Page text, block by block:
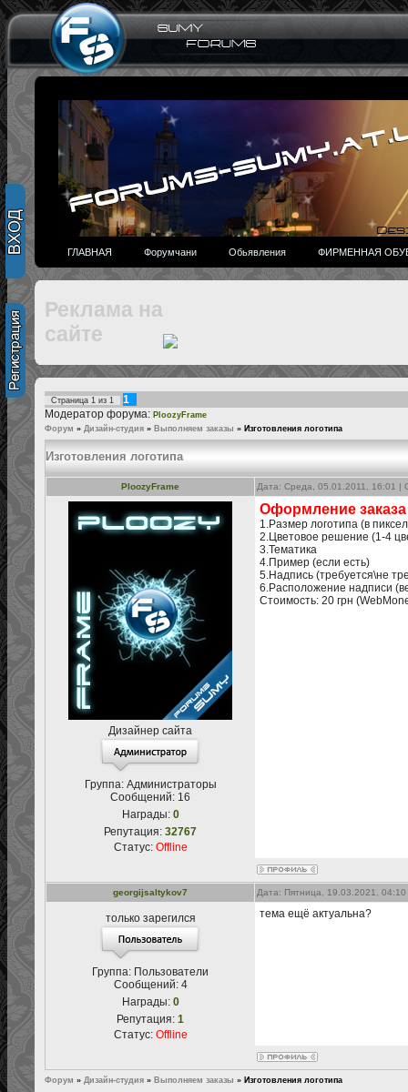
ГЛАВНАЯ Форумчани Обьявления ФИРМЕННАЯ
Реклама на
сайте
Страница 1 из 1
1
Модератор форума: PloozyFrame
Форум » Дизайн-студия » Выполняем заказы » Изготовления логотипа
Изготовления логотипа
PloozyFrame Дата: Среда, 05.01.2011, 16:01
Дизайнер сайта
Группа: Администраторы
Сообщений: 16
Награды: 0
Репутация: 32767
Статус: Offline
Оформление заказа
1.Размер логотипа (в
2.Цветовое решение (1-4
3.Тематика
4.Пример (если есть)
5.Надпись (требуется\не
6.Расположение надписи
Стоимость: 20 грн
georgijsaltykov7 Дата: Пятница, 19.03.2021,
только зарегился
Группа: Пользователи
Сообщений: 4
Награды: 0
Репутация: 1
Статус: Offline
тема ещё актуальна?
Форум » Дизайн-студия » Выполняем заказы » Изготовления логотипа